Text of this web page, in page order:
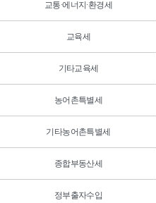
교통·에너지·환경세
교육세
기타교육세
농어촌특별세
기타농어촌특별세
종합부동산세
정부출자수입